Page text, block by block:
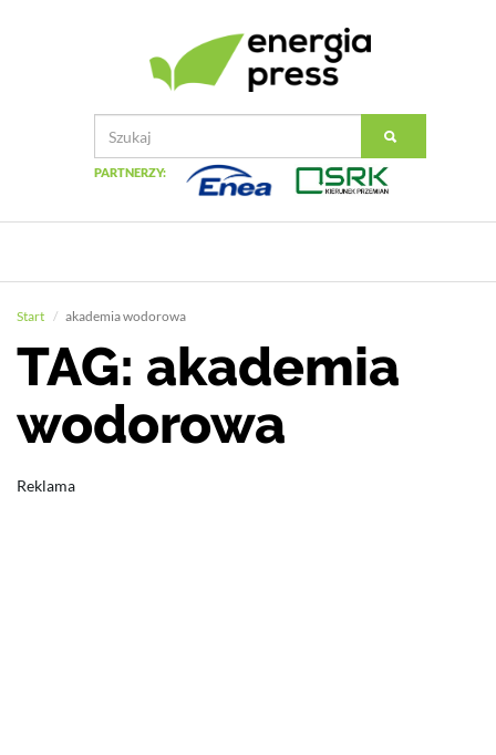
PARTNERZY:
Start akademia wodorowa
TAG: akademia
wodorowa
Reklama